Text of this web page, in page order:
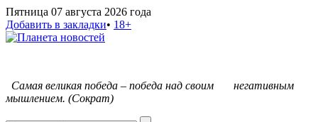
Пятница 07 августа 2026 года
Добавить в закладки• 18+
Самая великая победа – победа над своим негативным
мышлением. (Сократ)